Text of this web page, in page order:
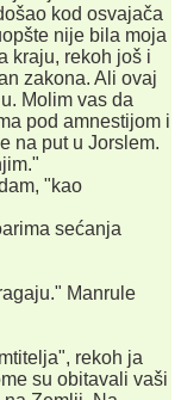
kod osvajača
nije bila moja
kraju, rekoh još i
zakona. Ali ovaj
Molim vas da
pod amnestijom i
na put u Jorslem.
"kao
sećanja
Manrule
rekoh ja
su obitavali vaši